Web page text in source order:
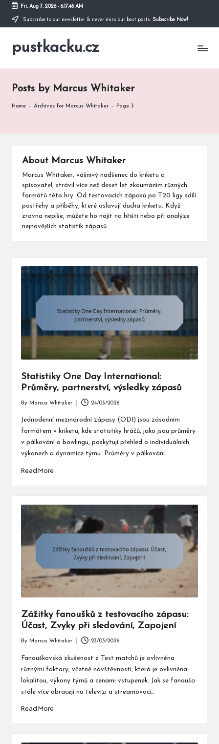
Skip
content
Fri, Aug 7, 2026- 6:17:49 AM
Subscribe to our newsletter & never miss our best posts. Subscribe Now!
pustkacku.cz
Posts by Marcus Whitaker
Home - Archives for Marcus Whitaker - Page 3
About Marcus Whitaker
Marcus Whitaker, vášnivý nadšenec do kriketu a
spisovatel, strávil více než deset let zkoumáním různých
formátů této hry. Od testovacích zápasů po T20 ligy sdílí
postřehy a příběhy, které oslavují ducha kriketu. Když
zrovna nepíše, můžete ho najít na hřišti nebo při analýze
nejnovějších statistik zápasů.
Statistiky One Day International:
Průměry, partnerství, výsledky zápasů
by
By Marcus Whitaker 24/03/2026
Jednodenní mezinárodní zápasy (ODI) jsou zásadním
formátem v kriketu, kde statistiky hráčů, jako jsou průměry
v pálkování a bowlingu, poskytují přehled o individuálních
výkonech a dynamice týmu. Průměry v pálkování…
Read More
Zážitky fanoušků z testovacího zápasu:
Účast, Zvyky při sledování, Zapojení
by
By Marcus Whitaker 23/03/2026
Fanouškovská zkušenost z Test matchů je ovlivněna
různými faktory, včetně návštěvnosti, která je ovlivněna
lokalitou, výkony týmů a cenami vstupenek. Jak se fanoušci
stále více obracejí na televizi a streamovací…
Read More